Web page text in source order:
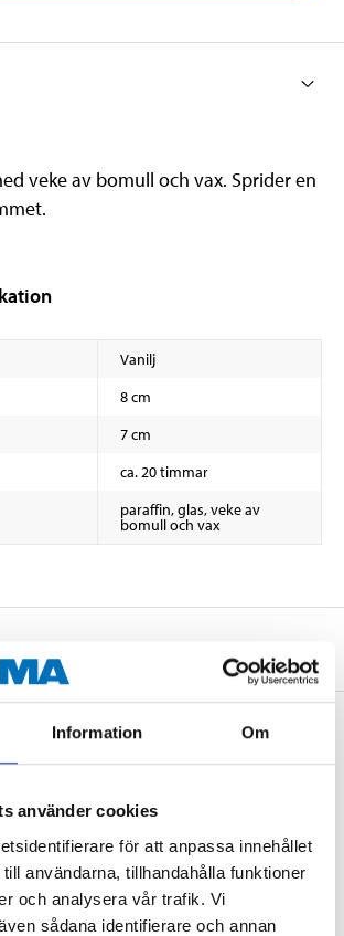
Information Om
använder cookies
för att anpassa innehållet
användarna, tillhandahålla funktioner
och analysera vår trafik. Vi
sådana identifierare och annan
veke av bomull och vax. Sprider en
Vanilj
8 cm
7 cm
ca. 20 timmar
paraffin, glas, veke av
bomull och vax
inom 2 timmar! För mer information om
LÄS MER